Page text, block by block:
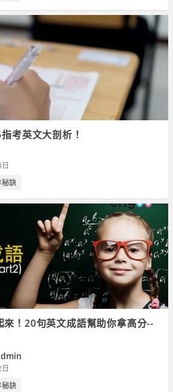
考英文大剖析！
訣
來！20句英文成語幫助你拿高分--
訣